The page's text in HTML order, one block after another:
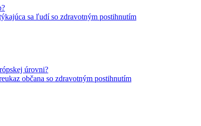
sa ľudí so zdravotným postihnutím
úrovni?
občana so zdravotným postihnutím